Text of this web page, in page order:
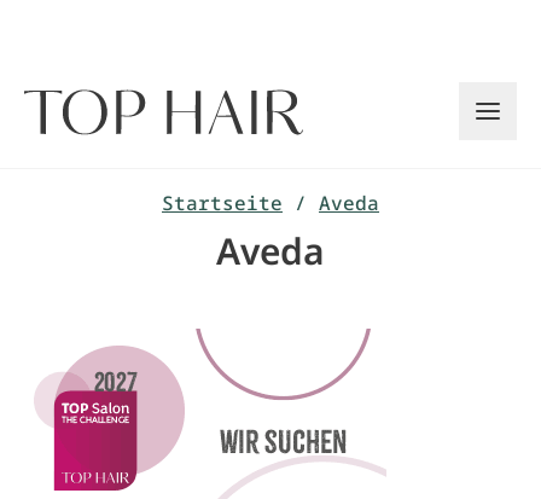
Startseite / Aveda
Aveda